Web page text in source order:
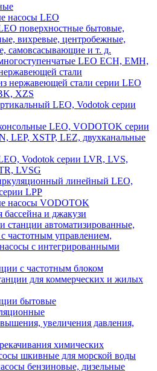
насосы LEO
поверхностные бытовые,
вихревые, центробежные,
самовсасывающие и т. д.
LEO ECH, EMH,
стали
нержавеющей стали серии LEO
XZS
LEO, Vodotok серии
LEO, VODOTOK серии
LEP, XSTP, LEZ, двухканальные
Vodotok серии LVR, LVS,
LVSG
линейный LEO,
LPP
насосы VODOTOK
бассейна и джакузи
станции автоматизированные,
частотным управлением,
с интегрированными
с частотным блоком
для коммерческих и жилых
бытовые
увеличения давления,
химических
шкивные для морской воды
бензиновые, дизельные